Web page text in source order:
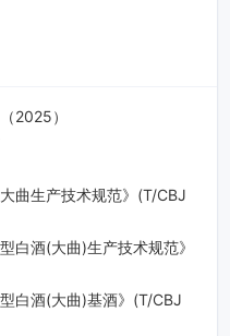
2025）
曲生产技术规范》(T/CBJ
白酒(大曲)生产技术规范》
白酒(大曲)基酒》(T/CBJ